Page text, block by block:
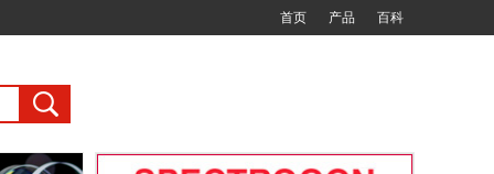
首页 产品 百科